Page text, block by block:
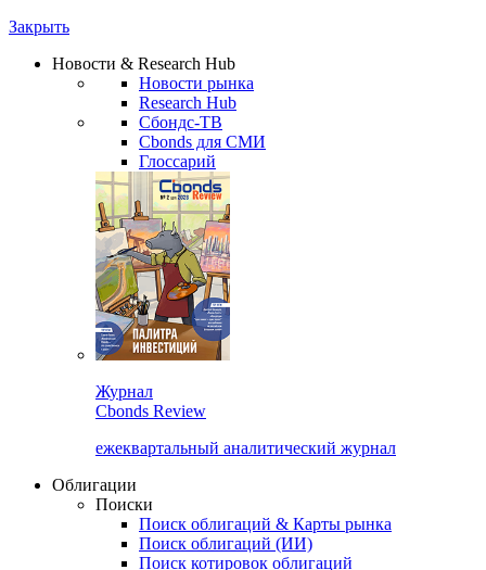
Закрыть
Новости & Research Hub
Новости рынка
Research Hub
Сбондс-ТВ
Cbonds для СМИ
Глоссарий
Журнал
Cbonds Review
ежеквартальный аналитический журнал
Облигации
Поиски
Поиск облигаций & Карты рынка
Поиск облигаций (ИИ)
Поиск котировок облигаций